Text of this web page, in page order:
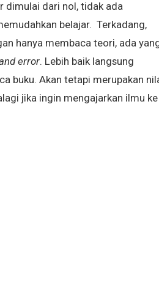
dimulai dari nol, tidak ada
belajar. Terkadang,
hanya membaca teori, ada
error. Lebih baik langsung
buku. Akan tetapi merupakan
jika ingin mengajarkan ilmu ke